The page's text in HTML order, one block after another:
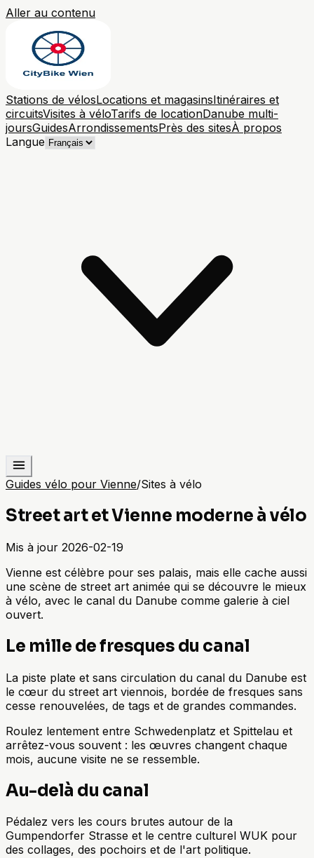
Aller au contenu
Stations de vélosLocations et magasinsItinéraires et
circuitsVisites à véloTarifs de locationDanube multi-
joursGuidesArrondissementsPrès des sitesÀ propos
Langue
Guides vélo pour Vienne/Sites à vélo
Street art et Vienne moderne à vélo
Mis à jour 2026-02-19
Vienne est célèbre pour ses palais, mais elle cache aussi
une scène de street art animée qui se découvre le mieux
à vélo, avec le canal du Danube comme galerie à ciel
ouvert.
Le mille de fresques du canal
La piste plate et sans circulation du canal du Danube est
le cœur du street art viennois, bordée de fresques sans
cesse renouvelées, de tags et de grandes commandes.
Roulez lentement entre Schwedenplatz et Spittelau et
arrêtez-vous souvent : les œuvres changent chaque
mois, aucune visite ne se ressemble.
Au-delà du canal
Pédalez vers les cours brutes autour de la
Gumpendorfer Strasse et le centre culturel WUK pour
des collages, des pochoirs et de l'art politique.